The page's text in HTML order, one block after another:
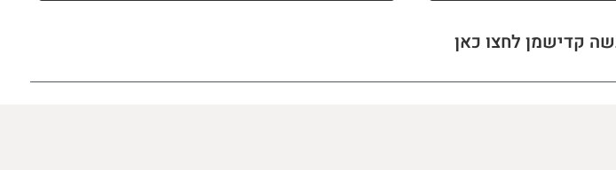
קדישמן לחצו כאן